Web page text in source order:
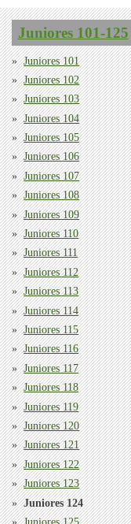
Juniores 101-125
Juniores 101
Juniores 102
Juniores 103
Juniores 104
Juniores 105
Juniores 106
Juniores 107
Juniores 108
Juniores 109
Juniores 110
Juniores 111
Juniores 112
Juniores 113
Juniores 114
Juniores 115
Juniores 116
Juniores 117
Juniores 118
Juniores 119
Juniores 120
Juniores 121
Juniores 122
Juniores 123
Juniores 124